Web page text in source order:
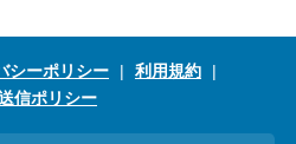
シーポリシー
利用規約
信ポリシー